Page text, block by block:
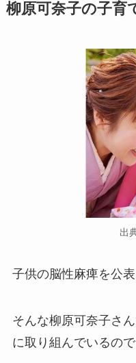
柳原可奈子の子育
出
子供の脳性麻痺を公
そんな柳原可奈子さ
に取り組んでいるの